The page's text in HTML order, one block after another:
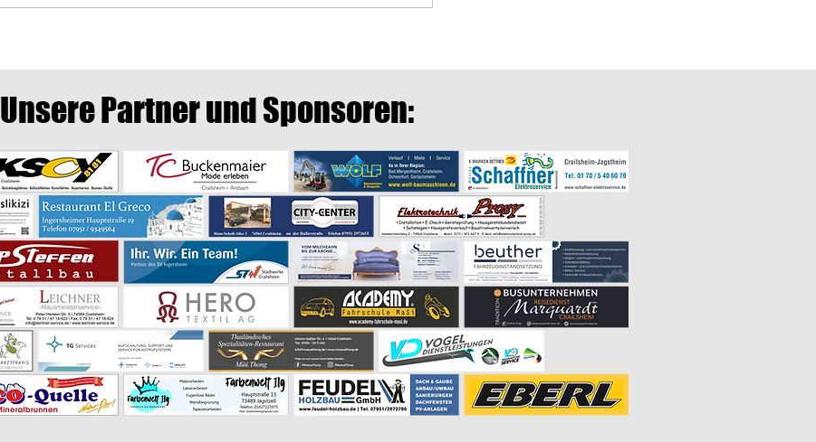
Unsere Partner und Sponsoren: